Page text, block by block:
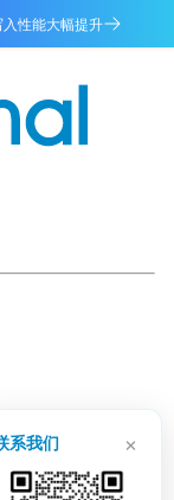
性能大幅提升
系我们 ×